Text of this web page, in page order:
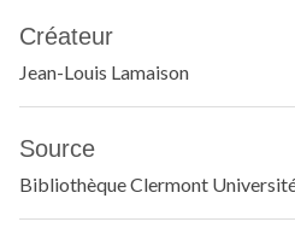
Créateur
Jean-Louis Lamaison
Source
Bibliothèque Clermont